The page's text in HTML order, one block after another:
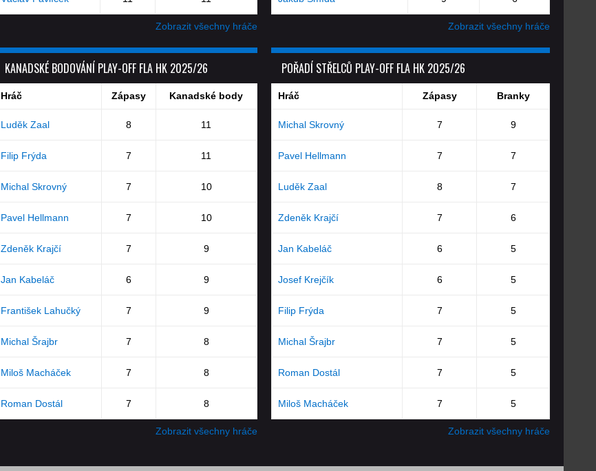
Zobrazit všechny hráče
KANADSKÉ BODOVÁNÍ PLAY-OFF FLA HK 2025/26
Hráč Zápasy Kanadské body
Luděk Zaal 8 11
Filip Frýda 7 11
Michal Skrovný 7 10
Pavel Hellmann 7 10
Zdeněk Krajčí 7 9
Jan Kabeláč 6 9
František Lahučký 7 9
Michal Šrajbr 7 8
Miloš Macháček 7 8
Roman Dostál 7 8
Zobrazit všechny hráče
Zobrazit všechny hráče
POŘADÍ STŘELCŮ PLAY-OFF FLA HK 2025/26
Hráč Zápasy Branky
Michal Skrovný 7 9
Pavel Hellmann 7 7
Luděk Zaal 8 7
Zdeněk Krajčí 7 6
Jan Kabeláč 6 5
Josef Krejčík 6 5
Filip Frýda 7 5
Michal Šrajbr 7 5
Roman Dostál 7 5
Miloš Macháček 7 5
Zobrazit všechny hráče